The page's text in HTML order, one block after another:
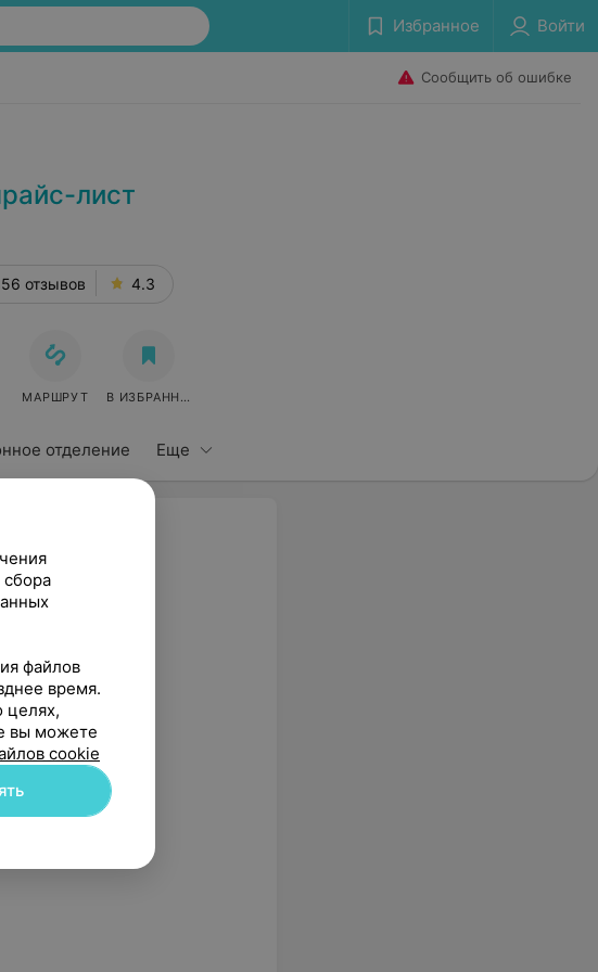
Избранное Войти
Сообщить об ошибке
лист
отделение Еще
отзывов 4.3
МАРШРУТ В ИЗБРАННОЕ
сбора
файлов
время.
целях,
вы можете
cookie